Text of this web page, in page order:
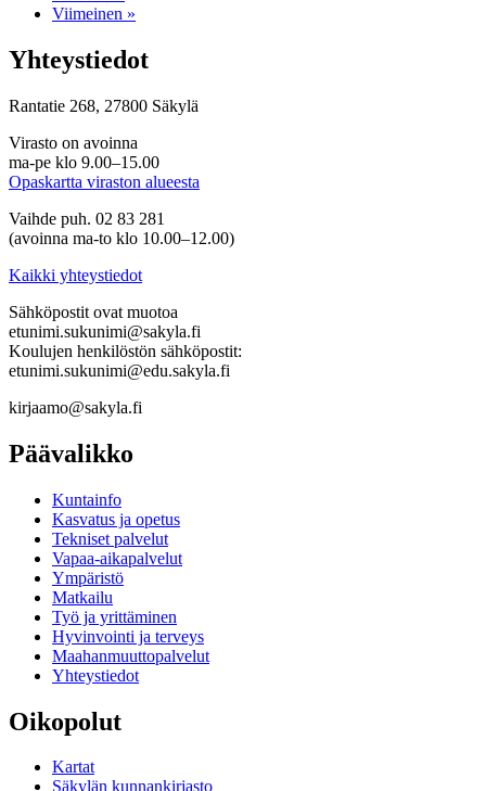
Viimeinen »
Yhteystiedot
Rantatie 268, 27800 Säkylä
Virasto on avoinna
ma-pe klo 9.00–15.00
Opaskartta viraston alueesta
Vaihde puh. 02 83 281
(avoinna ma-to klo 10.00–12.00)
Kaikki yhteystiedot
Sähköpostit ovat muotoa
etunimi.sukunimi@sakyla.fi
Koulujen henkilöstön sähköpostit:
etunimi.sukunimi@edu.sakyla.fi
kirjaamo@sakyla.fi
Päävalikko
Kunta­info
Kasvatus ja opetus
Tekniset palvelut
Vapaa-aika­palvelut
Ympä­ristö
Mat­kailu
Työ ja yrittä­minen
Hyvinvointi ja terveys
Maahanmuuttopalvelut
Yhteystiedot
Oikopolut
Kartat
Säkylän kunnankirjasto